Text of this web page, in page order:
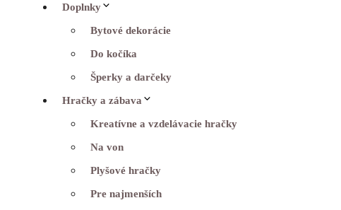
Doplnky
Bytové dekorácie
Do kočíka
Šperky a darčeky
Hračky a zábava
Kreatívne a vzdelávacie hračky
Na von
Plyšové hračky
Pre najmenších